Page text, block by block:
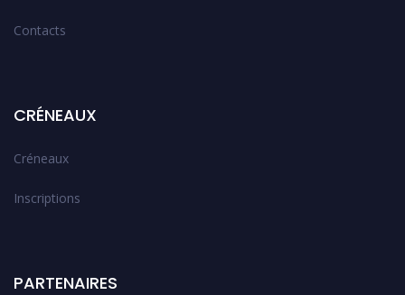
Contacts
CRÉNEAUX
Créneaux
Inscriptions
PARTENAIRES